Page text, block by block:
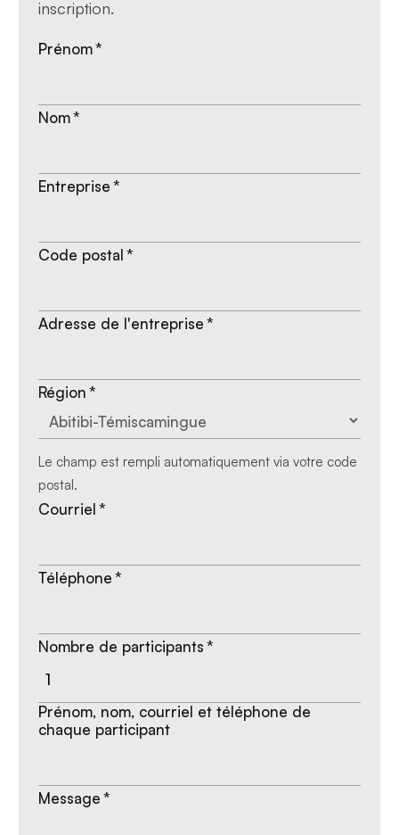
inscription.
Prénom*
Nom*
Entreprise *
Code postal *
Adresse de l'entreprise *
Région *
Le champ est rempli automatiquement via votre code
postal.
Courriel *
Téléphone *
Nombre de participants *
Prénom, nom, courriel et téléphone de
chaque participant
Message *